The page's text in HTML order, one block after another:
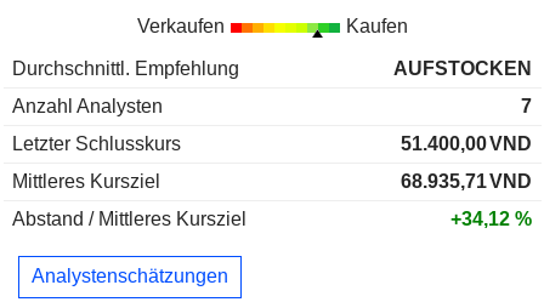
Verkaufen Kaufen
Durchschnittl. Empfehlung
AUFSTOCKEN
Anzahl Analysten
7
Letzter Schlusskurs
51.400,00VND
Mittleres Kursziel
68.935,71VND
Abstand / Mittleres Kursziel
+34,12 %
Analystenschätzungen